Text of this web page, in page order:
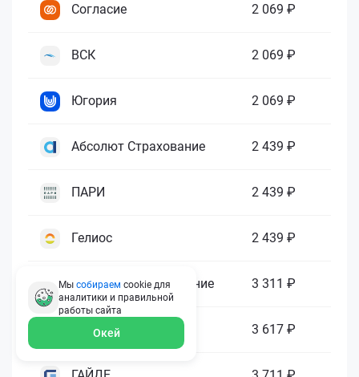
Согласие 2 069 ₽
ВСК 2 069 ₽
Югория 2 069 ₽
Абсолют Страхование 2 439 ₽
ПАРИ 2 439 ₽
Гелиос 2 439 ₽
Ренессанс Страхование 3 311 ₽
Зетта Страхование 3 617 ₽
Мы собираем cookie для
аналитики и правильной
работы сайта
Окей